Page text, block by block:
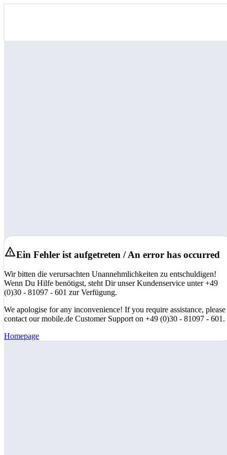
Ein Fehler ist aufgetreten / An error has occurred
Wir bitten die verursachten Unannehmlichkeiten zu entschuldigen!
Wenn Du Hilfe benötigst, steht Dir unser Kundenservice unter +49
(0)30 - 81097 - 601 zur Verfügung.
We apologise for any inconvenience! If you require assistance, please
contact our mobile.de Customer Support on +49 (0)30 - 81097 - 601.
Homepage